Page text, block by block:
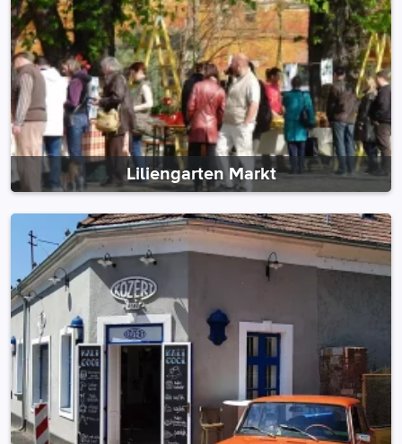
Liliengarten Markt